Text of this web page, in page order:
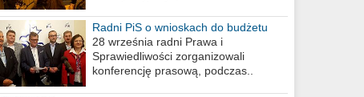
Radni PiS o wnioskach do budżetu
miasta na 2021 rok
28 września radni Prawa i
Sprawiedliwości zorganizowali
konferencję prasową, podczas..